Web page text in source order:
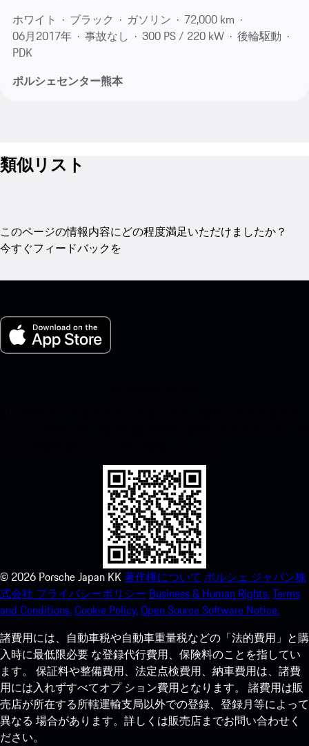
ホワイト
ブラック ガソリン
72,000 km
06月​2017年
事故なし 300 PS / 220 kW
後輪駆動
PDK
ポルシェセンター熊本
類似リスト
このページの情報内容にどの程度満足いただけましたか？
今すぐフィードバックを
© 2026 Porsche Japan KK著作権について ポルシェ ジャパン株
式会社 プライバシーポリシー Business & Human Rights.Terms
and Conditions.Cookie Policy.Open Source Software Notice.
諸費用には、自動車税や自動車重量税などの「法的費用」と購
入時に最低限必要 な登録代行費用、保険料のことを指してい
ます。 保証料や整備費用、法定点検費用、納車費用は、諸費
用には入れずすべてオプ ション費用となります。 諸費用は販
売店が所在する所轄運輸支局以外での登録、登録月等によって
異なる 場合があります。詳しくは販売店までお問い合わせく
ださい。